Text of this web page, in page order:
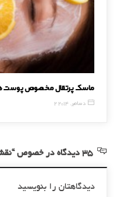
ماسک پرتقال مخصوص پوست
2 دسامبر, 2014
35 دیدگاه در خصوص “نقش روی در سلامت انسان”
دیدگاهتان را بنویسید